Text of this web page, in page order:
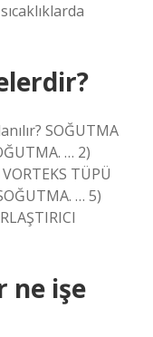
SOĞUTMA
… 2)
TÜPÜ
… 5)
ne işe